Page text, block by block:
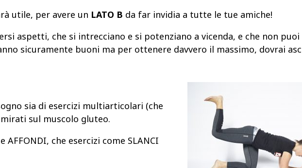
utile, per avere un LATO B da far invidia a tutte le tue amiche!
aspetti, che si intrecciano e si potenziano a vicenda, e che non
sicuramente buoni ma per ottenere davvero il massimo, dovrai
sia di esercizi multiarticolari (che
sul muscolo gluteo.
che esercizi come SLANCI